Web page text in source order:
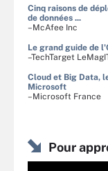
Cinq raisons de
de données ...
–McAfee Inc
Le grand guide de
–TechTarget
Cloud et Big Data,
Microsoft
–Microsoft France
Pour